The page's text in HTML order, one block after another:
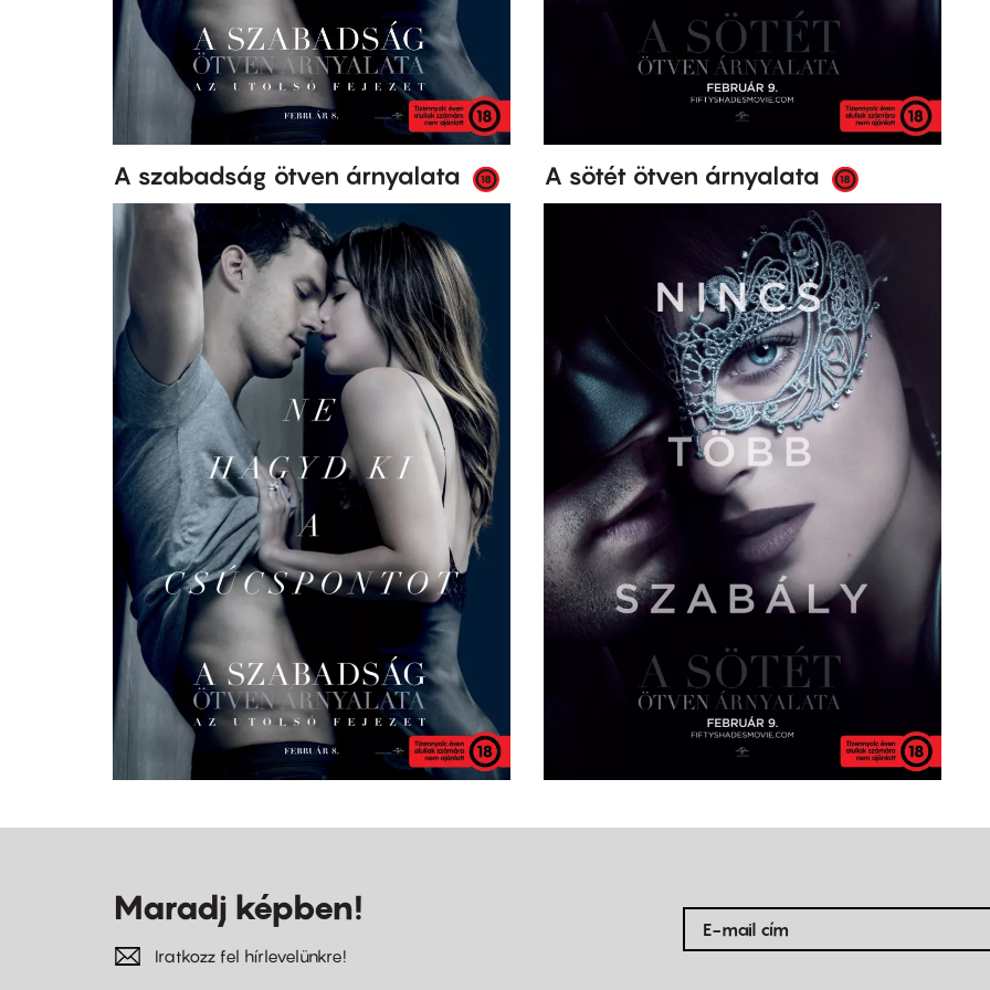
A szabadság ötven árnyalata A sötét ötven árnyalata
Maradj képben!
Iratkozz fel hírlevelünkre!